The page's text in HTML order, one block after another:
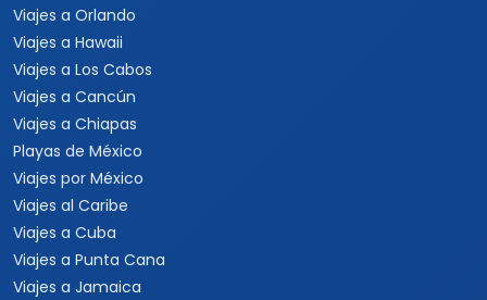
Viajes a Orlando
Viajes a Hawaii
Viajes a Los Cabos
Viajes a Cancún
Viajes a Chiapas
Playas de México
Viajes por México
Viajes al Caribe
Viajes a Cuba
Viajes a Punta Cana
Viajes a Jamaica